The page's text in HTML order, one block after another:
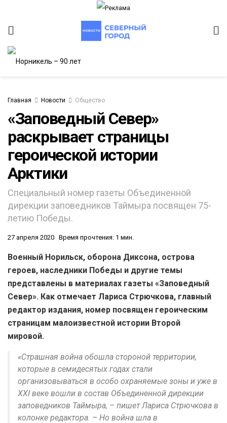
Главная Новости Общество
«Заповедный Север»
раскрывает страницы
героической истории
Арктики
Специальный номер газеты Объединенной
дирекции заповедников Таймыра посвящен 75-
летию Победы.
27 апреля 2020 Время прочтения: 1 мин.
Военный Норильск, оборона Диксона, острова
героев, наследники Победы и другие темы
представлены в материалах газеты «Заповедный
Север». Как отмечает Лариса Стрючкова, главный
редактор издания, номер посвящен героическим
страницам малоизвестной истории Второй
мировой.
«Страшная война обошла стороной территории,
которые в семидесятых годах стали
организовываться в особо охраняемые зоны и уже в
ХХI веке вошли в состав Объединенной дирекции
заповедников Таймыра, – пишет Лариса Стрючкова в
колонке редактора. – Но война шла в